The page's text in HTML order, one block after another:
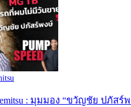
: มุมมอง “ขวัญชัย ปภัส